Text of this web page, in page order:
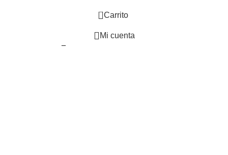
0 Carrito
Mi cuenta